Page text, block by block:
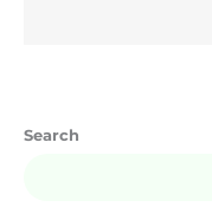
Search